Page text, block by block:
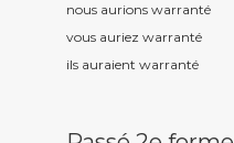
nous aurions warranté
vous auriez warranté
ils auraient warranté